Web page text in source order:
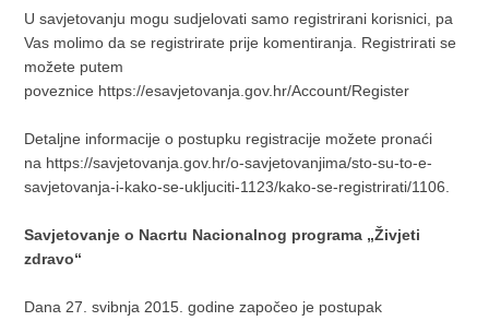
U savjetovanju mogu sudjelovati samo registrirani korisnici, pa
Vas molimo da se registrirate prije komentiranja. Registrirati se
možete putem
poveznice https://esavjetovanja.gov.hr/Account/Register
Detaljne informacije o postupku registracije možete pronaći
na https://savjetovanja.gov.hr/o-savjetovanjima/sto-su-to-e-
savjetovanja-i-kako-se-ukljuciti-1123/kako-se-registrirati/1106.
Savjetovanje o Nacrtu Nacionalnog programa „Živjeti
zdravo“
Dana 27. svibnja 2015. godine započeo je postupak